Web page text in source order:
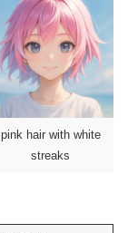
pink hair with white
streaks